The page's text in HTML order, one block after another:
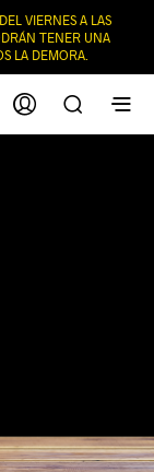
VIERNES A LAS
TENER UNA
LA DEMORA.